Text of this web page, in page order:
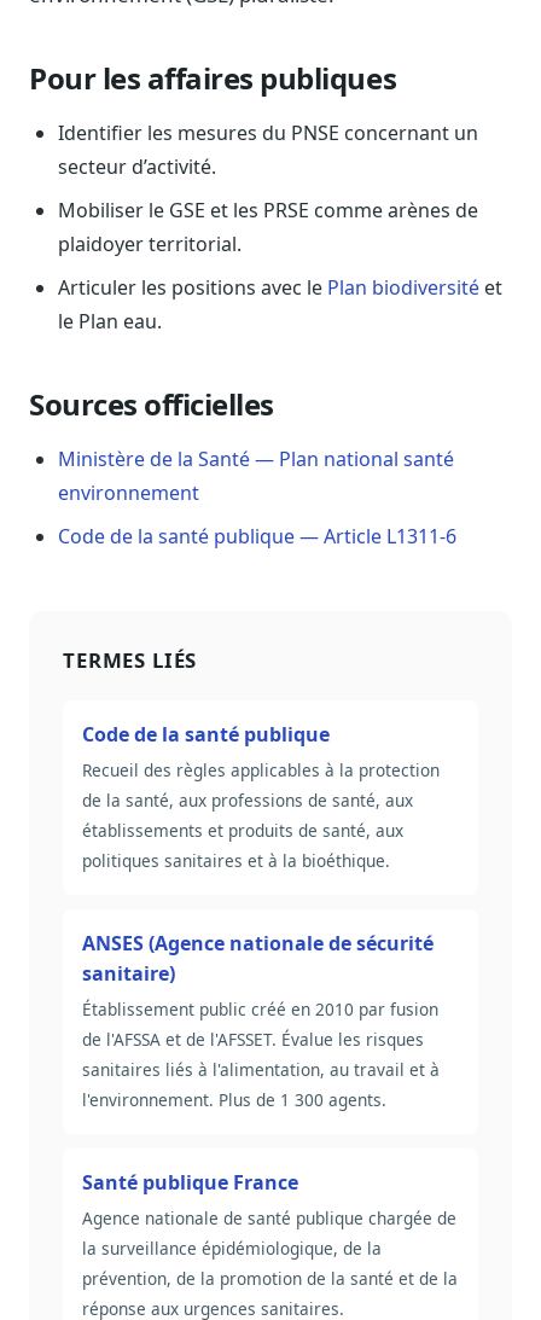
Le changelog mensuel
Public Sénat, ONG, cabinets
Qui sommes-nous
Charte IA
Fiabilité, souveraineté, sobriété
Hébergement européen, RGPD
Presse
Pour les affaires publiques
Identifier les mesures du PNSE concernant un
secteur d’activité.
Mobiliser le GSE et les PRSE comme arènes de
plaidoyer territorial.
Articuler les positions avec le Plan biodiversité et
le Plan eau.
Sources officielles
Ministère de la Santé — Plan national santé
environnement
Code de la santé publique — Article L1311-6
TERMES LIÉS
Code de la santé publique
Recueil des règles applicables à la protection
de la santé, aux professions de santé, aux
établissements et produits de santé, aux
politiques sanitaires et à la bioéthique.
ANSES (Agence nationale de sécurité
sanitaire)
Établissement public créé en 2010 par fusion
de l'AFSSA et de l'AFSSET. Évalue les risques
sanitaires liés à l'alimentation, au travail et à
l'environnement. Plus de 1 300 agents.
Santé publique France
Agence nationale de santé publique chargée de
la surveillance épidémiologique, de la
prévention, de la promotion de la santé et de la
réponse aux urgences sanitaires.